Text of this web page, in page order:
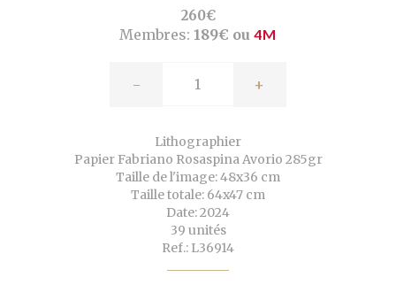
260€
Membres: 189€ ou 4M
- +
Lithographier
Papier Fabriano Rosaspina Avorio 285gr
Taille de l'image: 48x36 cm
Taille totale: 64x47 cm
Date: 2024
39 unités
Ref.: L36914